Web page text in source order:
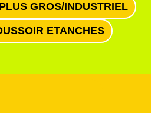
GROS/INDUSTRIEL
ETANCHES